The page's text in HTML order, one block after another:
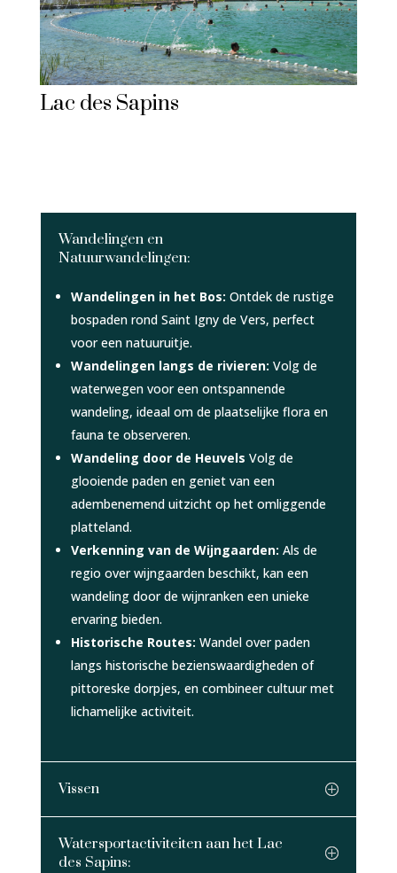
Lac des Sapins
Wandelingen en
Natuurwandelingen:
Wandelingen in het Bos: Ontdek de rustige
bospaden rond Saint Igny de Vers, perfect
voor een natuuruitje.
Wandelingen langs de rivieren: Volg de
waterwegen voor een ontspannende
wandeling, ideaal om de plaatselijke flora en
fauna te observeren.
Wandeling door de Heuvels Volg de
glooiende paden en geniet van een
adembenemend uitzicht op het omliggende
platteland.
Verkenning van de Wijngaarden: Als de
regio over wijngaarden beschikt, kan een
wandeling door de wijnranken een unieke
ervaring bieden.
Historische Routes: Wandel over paden
langs historische bezienswaardigheden of
pittoreske dorpjes, en combineer cultuur met
lichamelijke activiteit.
Vissen
Watersportactiviteiten aan het Lac
des Sapins: